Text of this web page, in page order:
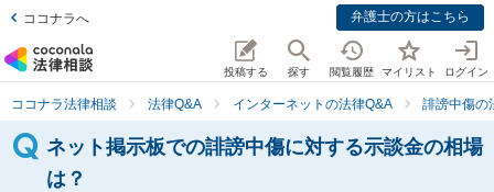
ココナラへ 弁護士の方はこちら
投稿する 探す 閲覧履歴 マイリスト ログイン
ココナラ法律相談 法律Q&A インターネットの法律Q&A 誹謗中傷の
ネット掲示板での誹謗中傷に対する示談金の相場
は？